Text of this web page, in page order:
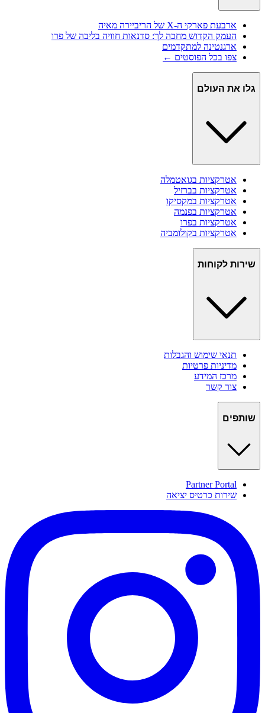
ארבעת פארקי ה-X של הריביירה מאיה
העמק הקדוש מחכה לך: סדנאות חוויה בליבה של פרו
ארגנטינה למתקדמים
צפו בכל הפוסטים ←
גלו את העולם
אטרקציות בגואטמלה
אטרקציות בברזיל
אטרקציות במקסיקו
אטרקציות בפנמה
אטרקציות בפרו
אטרקציות בקולומביה
שירות לקוחות
תנאי שימוש והגבלות
מדיניות פרטיות
מרכז המידע
צור קשר
שותפים
Partner Portal
שירות כרטיס יציאה